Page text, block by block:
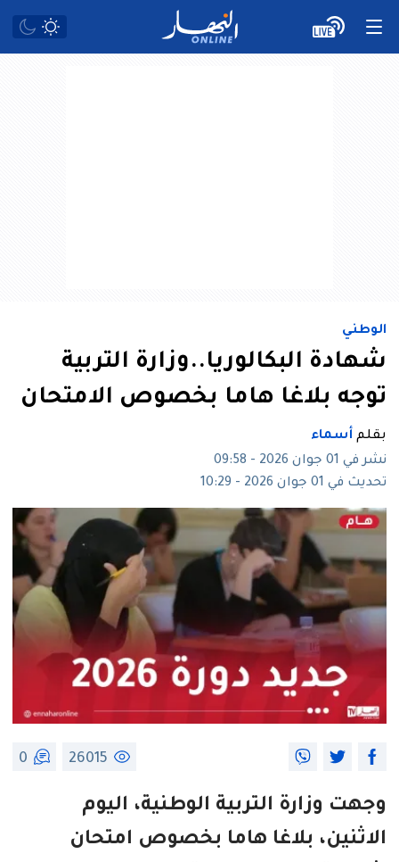
الوطني
شهادة البكالوريا..وزارة التربية
توجه بلاغا هاما بخصوص الامتحان
بقلم أسماء
نشر في 01 جوان 2026 - 09:58
تحديث في 01 جوان 2026 - 10:29
26015
0
وجهت وزارة التربية الوطنية، اليوم
الاثنين، بلاغا هاما بخصوص امتحان